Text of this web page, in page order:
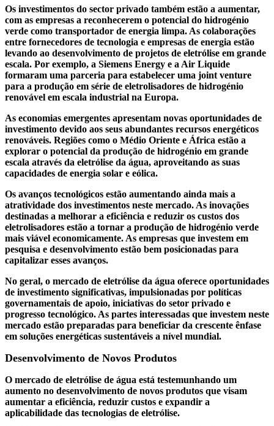
Os investimentos do sector privado também estão a aumentar,
com as empresas a reconhecerem o potencial do hidrogénio
verde como transportador de energia limpa. As colaborações
entre fornecedores de tecnologia e empresas de energia estão
levando ao desenvolvimento de projetos de eletrólise em grande
escala. Por exemplo, a Siemens Energy e a Air Liquide
formaram uma parceria para estabelecer uma joint venture
para a produção em série de eletrolisadores de hidrogénio
renovável em escala industrial na Europa.
As economias emergentes apresentam novas oportunidades de
investimento devido aos seus abundantes recursos energéticos
renováveis. Regiões como o Médio Oriente e África estão a
explorar o potencial da produção de hidrogénio em grande
escala através da eletrólise da água, aproveitando as suas
capacidades de energia solar e eólica.
Os avanços tecnológicos estão aumentando ainda mais a
atratividade dos investimentos neste mercado. As inovações
destinadas a melhorar a eficiência e reduzir os custos dos
eletrolisadores estão a tornar a produção de hidrogénio verde
mais viável economicamente. As empresas que investem em
pesquisa e desenvolvimento estão bem posicionadas para
capitalizar esses avanços.
No geral, o mercado de eletrólise da água oferece oportunidades
de investimento significativas, impulsionadas por políticas
governamentais de apoio, iniciativas do setor privado e
progresso tecnológico. As partes interessadas que investem neste
mercado estão preparadas para beneficiar da crescente ênfase
em soluções energéticas sustentáveis ​​a nível mundial.
Desenvolvimento de Novos Produtos
O mercado de eletrólise de água está testemunhando um
aumento no desenvolvimento de novos produtos que visam
aumentar a eficiência, reduzir custos e expandir a
aplicabilidade das tecnologias de eletrólise.